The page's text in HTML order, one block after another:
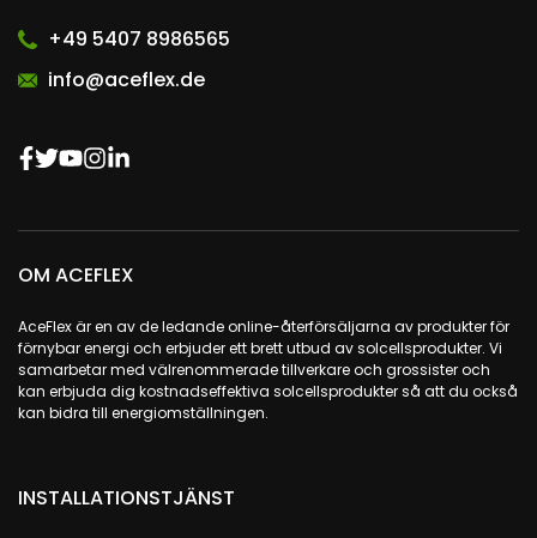
+49 5407 8986565
info@aceflex.de
OM ACEFLEX
AceFlex är en av de ledande online-återförsäljarna av produkter för
förnybar energi och erbjuder ett brett utbud av solcellsprodukter. Vi
samarbetar med välrenommerade tillverkare och grossister och
kan erbjuda dig kostnadseffektiva solcellsprodukter så att du också
kan bidra till energiomställningen.
INSTALLATIONSTJÄNST